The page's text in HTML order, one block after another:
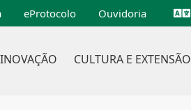
eProtocolo Ouvidoria
CULTURA E EXTENSÃO